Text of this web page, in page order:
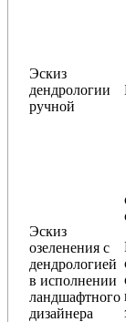
Эскиз
дендрологии
ручной
Эскиз
озеленения с
дендрологией
в исполнении
ландшафтного
дизайнера